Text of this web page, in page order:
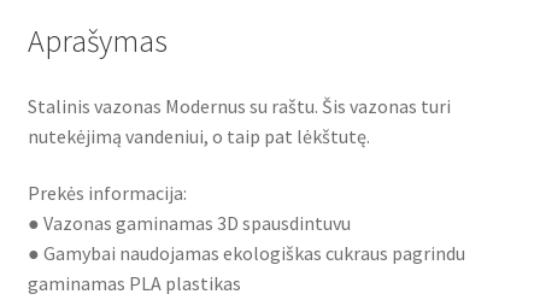
Aprašymas
Stalinis vazonas Modernus su raštu. Šis vazonas turi
nutekėjimą vandeniui, o taip pat lėkštutę.
Prekės informacija:
● Vazonas gaminamas 3D spausdintuvu
● Gamybai naudojamas ekologiškas cukraus pagrindu
gaminamas PLA plastikas